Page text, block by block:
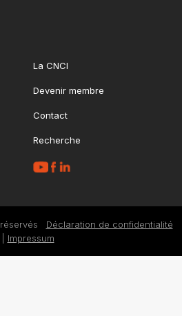
La CNCI
Devenir membre
Contact
Recherche
Déclaration de confidentialité
Impressum